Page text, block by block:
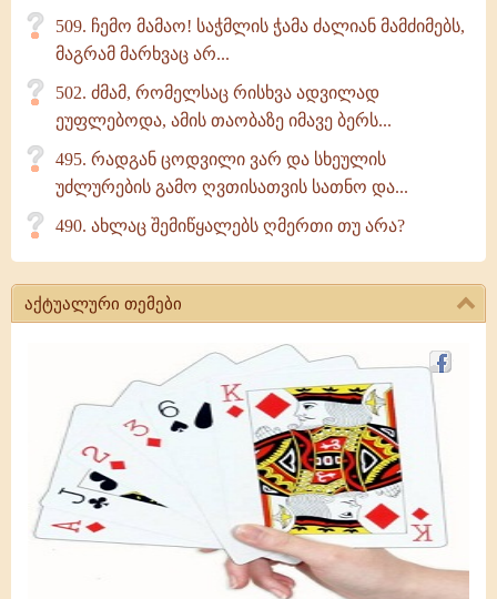
509. ჩემო მამაო! საჭმლის ჭამა ძალიან მამძიმებს,
მაგრამ მარხვაც არ...
502. ძმამ, რომელსაც რისხვა ადვილად
ეუფლებოდა, ამის თაობაზე იმავე ბერს...
495. რადგან ცოდვილი ვარ და სხეულის
უძლურების გამო ღვთისათვის სათნო და...
490. ახლაც შემიწყალებს ღმერთი თუ არა?
აქტუალური თემები